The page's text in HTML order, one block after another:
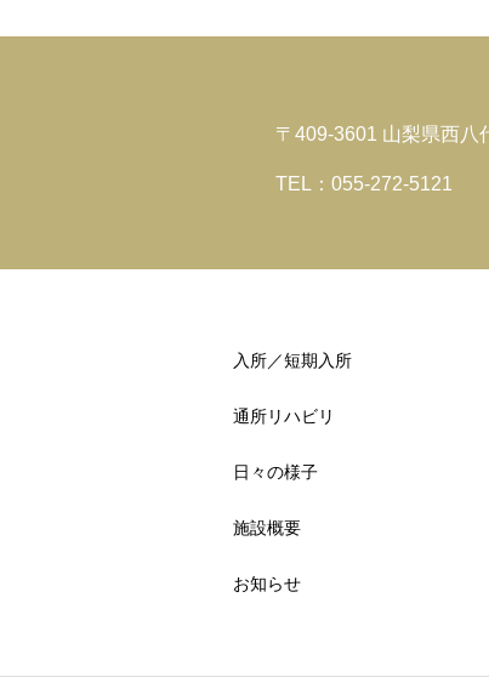
〒409-3601 山梨県西八
TEL：055-272-5121
入所／短期入所
通所リハビリ
日々の様子
施設概要
お知らせ